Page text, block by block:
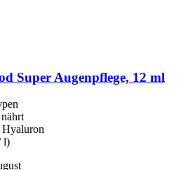
Super Augenpflege, 12 ml
l)